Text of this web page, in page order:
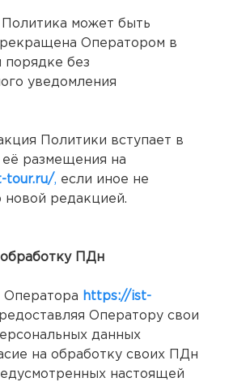
Политика может быть
Оператором в
порядке без
уведомления
Политики вступает в
её размещения на
tour.ru/, если иное не
новой редакцией.
обработку ПДн
Оператора https://ist-
Оператору свои
данных
на обработку своих ПДн
настоящей